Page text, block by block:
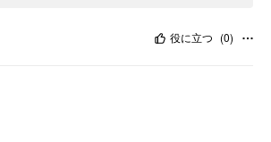
役に立つ (0)